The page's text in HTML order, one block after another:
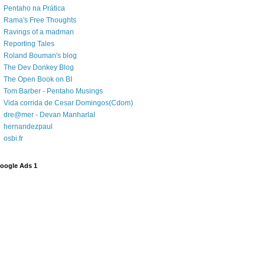
Pentaho na Prática
Rama's Free Thoughts
Ravings of a madman
Reporting Tales
Roland Bouman's blog
The Dev Donkey Blog
The Open Book on BI
Tom Barber - Pentaho Musings
Vida corrida de Cesar Domingos(Cdom)
dre@mer - Devan Manharlal
hernandezpaul
osbi.fr
Ads 1